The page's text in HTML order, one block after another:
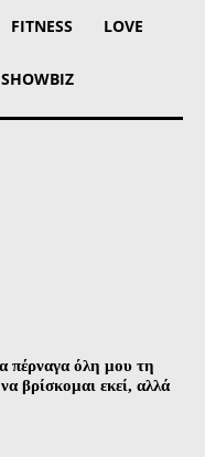
FITNESS LOVE
SHOWBIZ
πέρναγα όλη μου τη
βρίσκομαι εκεί, αλλά